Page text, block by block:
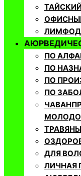
ПО
ПО
ПО
ПО
ДЛЯ
ЛИЧНАЯ